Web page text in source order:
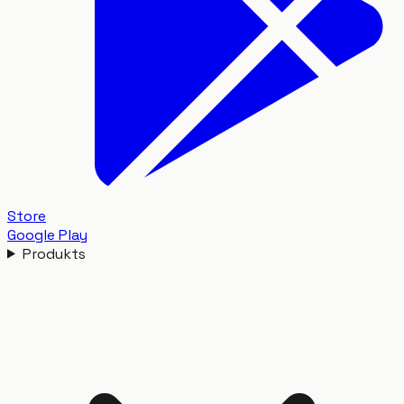
Store
Google Play
Produkts